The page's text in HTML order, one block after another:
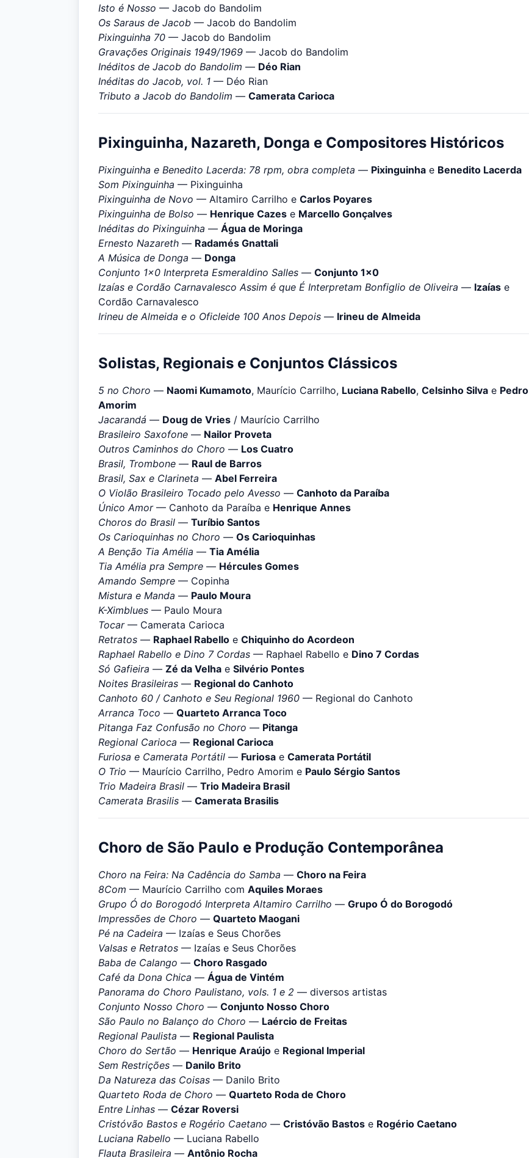
Isto é Nosso — Jacob do Bandolim
Os Saraus de Jacob — Jacob do Bandolim
Pixinguinha 70 — Jacob do Bandolim
Gravações Originais 1949/1969 — Jacob do Bandolim
Inéditos de Jacob do Bandolim — Déo Rian
Inéditas do Jacob, vol. 1 — Déo Rian
Tributo a Jacob do Bandolim — Camerata Carioca
Pixinguinha, Nazareth, Donga e Compositores Históricos
Pixinguinha e Benedito Lacerda: 78 rpm, obra completa — Pixinguinha e Benedito Lacerda
Som Pixinguinha — Pixinguinha
Pixinguinha de Novo — Altamiro Carrilho e Carlos Poyares
Pixinguinha de Bolso — Henrique Cazes e Marcello Gonçalves
Inéditas do Pixinguinha — Água de Moringa
Ernesto Nazareth — Radamés Gnattali
A Música de Donga — Donga
Conjunto 1x0 Interpreta Esmeraldino Salles — Conjunto 1x0
Izaías e Cordão Carnavalesco Assim é que É Interpretam Bonfiglio de Oliveira — Izaías e
Cordão Carnavalesco
Irineu de Almeida e o Oficleide 100 Anos Depois — Irineu de Almeida
Solistas, Regionais e Conjuntos Clássicos
5 no Choro — Naomi Kumamoto, Maurício Carrilho, Luciana Rabello, Celsinho Silva e Pedro
Amorim
Jacarandá — Doug de Vries / Maurício Carrilho
Brasileiro Saxofone — Nailor Proveta
Outros Caminhos do Choro — Los Cuatro
Brasil, Trombone — Raul de Barros
Brasil, Sax e Clarineta — Abel Ferreira
O Violão Brasileiro Tocado pelo Avesso — Canhoto da Paraíba
Único Amor— Canhoto da Paraíba e Henrique Annes
Choros do Brasil — Turíbio Santos
Os Carioquinhas no Choro — Os Carioquinhas
A Benção Tia Amélia — Tia Amélia
Tia Amélia pra Sempre — Hércules Gomes
Amando Sempre — Copinha
Mistura e Manda — Paulo Moura
K-Ximblues — Paulo Moura
Tocar— Camerata Carioca
Retratos — Raphael Rabello e Chiquinho do Acordeon
Raphael Rabello e Dino 7 Cordas — Raphael Rabello e Dino 7 Cordas
Só Gafieira — Zé da Velha e Silvério Pontes
Noites Brasileiras — Regional do Canhoto
Canhoto 60 / Canhoto e Seu Regional 1960 — Regional do Canhoto
Arranca Toco — Quarteto Arranca Toco
Pitanga Faz Confusão no Choro — Pitanga
Regional Carioca — Regional Carioca
Furiosa e Camerata Portátil — Furiosa e Camerata Portátil
O Trio — Maurício Carrilho, Pedro Amorim e Paulo Sérgio Santos
Trio Madeira Brasil — Trio Madeira Brasil
Camerata Brasilis — Camerata Brasilis
Choro de São Paulo e Produção Contemporânea
Choro na Feira: Na Cadência do Samba — Choro na Feira
8Com — Maurício Carrilho com Aquiles Moraes
Grupo Ó do Borogodó Interpreta Altamiro Carrilho — Grupo Ó do Borogodó
Impressões de Choro — Quarteto Maogani
Pé na Cadeira — Izaías e Seus Chorões
Valsas e Retratos — Izaías e Seus Chorões
Baba de Calango — Choro Rasgado
Café da Dona Chica — Água de Vintém
Panorama do Choro Paulistano, vols. 1 e 2 — diversos artistas
Conjunto Nosso Choro — Conjunto Nosso Choro
São Paulo no Balanço do Choro — Laércio de Freitas
Regional Paulista — Regional Paulista
Choro do Sertão — Henrique Araújo e Regional Imperial
Sem Restrições — Danilo Brito
Da Natureza das Coisas — Danilo Brito
Quarteto Roda de Choro — Quarteto Roda de Choro
Entre Linhas — Cézar Roversi
Cristóvão Bastos e Rogério Caetano — Cristóvão Bastos e Rogério Caetano
Luciana Rabello — Luciana Rabello
Flauta Brasileira — Antônio Rocha